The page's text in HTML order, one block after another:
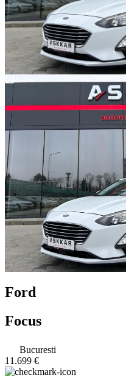
Ford
Focus
Bucuresti
11.699 €